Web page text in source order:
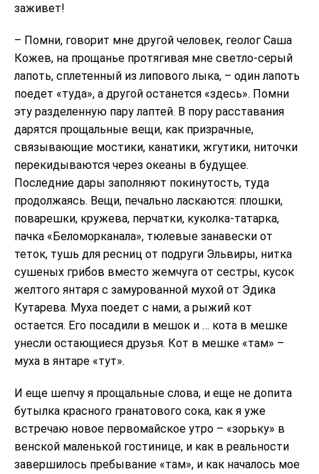
заживет!
– Помни, говорит мне другой человек, геолог Саша
Кожев, на прощанье протягивая мне светло-серый
лапоть, сплетенный из липового лыка, – один лапоть
поедет «туда», а другой останется «здесь». Помни
эту разделенную пару лаптей. В пору расставания
дарятся прощальные вещи, как призрачные,
связывающие мостики, канатики, жгутики, ниточки
перекидываются через океаны в будущее.
Последние дары заполняют покинутость, туда
продолжаясь. Вещи, печально ласкаются: плошки,
поварешки, кружева, перчатки, куколка-татарка,
пачка «Беломорканала», тюлевые занавески от
теток, тушь для ресниц от подруги Эльвиры, нитка
сушеных грибов вместо жемчуга от сестры, кусок
желтого янтаря с замурованной мухой от Эдика
Кутарева. Муха поедет с нами, а рыжий кот
остается. Его посадили в мешок и … кота в мешке
унесли остающиеся друзья. Кот в мешке «там» –
муха в янтаре «тут».
И еще шепчу я прощальные слова, и еще не допита
бутылка красного гранатового сока, как я уже
встречаю новое первомайское утро – «зорьку» в
венской маленькой гостинице, и как в реальности
завершилось пребывание «там», и как началось мое